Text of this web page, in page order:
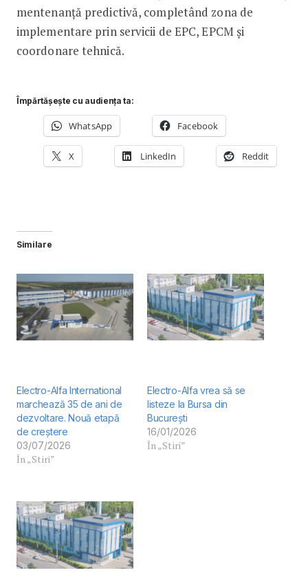
mentenanță predictivă, completând zona de
implementare prin servicii de EPC, EPCM și
coordonare tehnică.
Împărtășește cu audiența ta:
WhatsApp Facebook
X LinkedIn Reddit
Similare
Electro-Alfa International
marchează 35 de ani de
dezvoltare. Nouă etapă
de creștere
03/07/2026
În „Stiri”
Electro-Alfa vrea să se
listeze la Bursa din
București
16/01/2026
În „Stiri”